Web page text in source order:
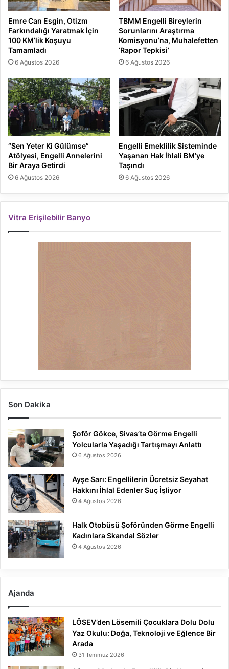
Emre Can Esgin, Otizm
Farkındalığı Yaratmak İçin
100 KM’lik Koşuyu
Tamamladı
6 Ağustos 2026
TBMM Engelli Bireylerin
Sorunlarını Araştırma
Komisyonu’na, Muhalefetten
‘Rapor Tepkisi’
6 Ağustos 2026
“Sen Yeter Ki Gülümse”
Atölyesi, Engelli Annelerini
Bir Araya Getirdi
6 Ağustos 2026
Engelli Emeklilik Sisteminde
Yaşanan Hak İhlali BM’ye
Taşındı
6 Ağustos 2026
Vitra Erişilebilir Banyo
Son Dakika
Şoför Gökce, Sivas’ta Görme Engelli
Yolcularla Yaşadığı Tartışmayı Anlattı
6 Ağustos 2026
Ayşe Sarı: Engellilerin Ücretsiz Seyahat
Hakkını İhlal Edenler Suç İşliyor
4 Ağustos 2026
Halk Otobüsü Şoföründen Görme Engelli
Kadınlara Skandal Sözler
4 Ağustos 2026
Ajanda
LÖSEV’den Lösemili Çocuklara Dolu Dolu
Yaz Okulu: Doğa, Teknoloji ve Eğlence Bir
Arada
31 Temmuz 2026